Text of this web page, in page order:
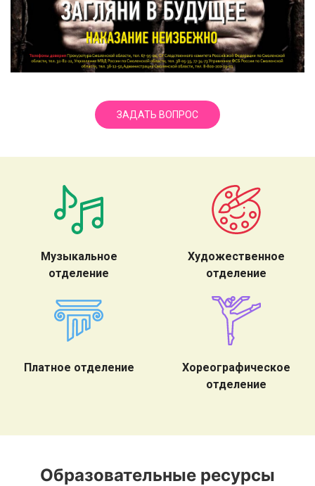
ЗАДАТЬ ВОПРОС
Музыкальное
отделение
Художественное
отделение
Платное отделение
Хореографическое
отделение
Образовательные ресурсы